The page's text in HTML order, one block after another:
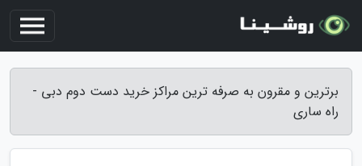
برترین و مقرون به صرفه ترین مراکز خرید دست دوم دبی -
راه ساری